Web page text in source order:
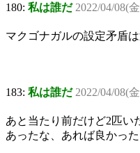
180: 私は誰だ 2022/04/08(
マクゴナガルの設定矛盾
183: 私は誰だ 2022/04/08(
あと当たり前だけど2匹い
あったな、あれば良かった